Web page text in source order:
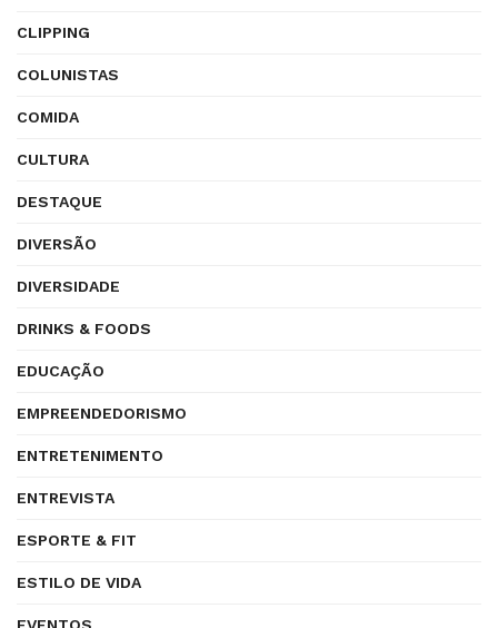
CLIPPING
COLUNISTAS
COMIDA
CULTURA
DESTAQUE
DIVERSÃO
DIVERSIDADE
DRINKS & FOODS
EDUCAÇÃO
EMPREENDEDORISMO
ENTRETENIMENTO
ENTREVISTA
ESPORTE & FIT
ESTILO DE VIDA